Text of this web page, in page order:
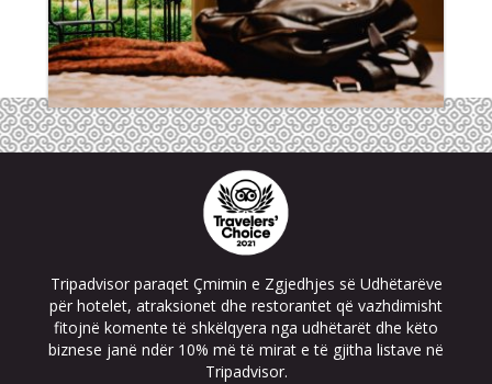
Tripadvisor paraqet Çmimin e Zgjedhjes së Udhëtarëve
për hotelet, atraksionet dhe restorantet që vazhdimisht
fitojnë komente të shkëlqyera nga udhëtarët dhe këto
biznese janë ndër 10% më të mirat e të gjitha listave në
Tripadvisor.